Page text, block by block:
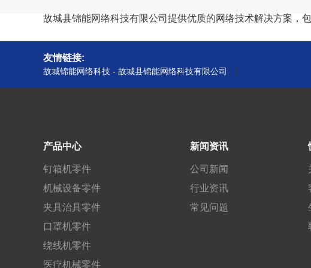
故城县锦能网络科技有限公司提供优质的网络技术解决方案，
友情链接:
故城锦能网络科技 - 故城县锦能网络科技有限公司
产品中心
钉箱机零件
机械设备零件
夹具治具零件
口罩机零件
绕线机零件
医疗机械零件
新闻资讯
公司新闻
行业资讯
常见问题